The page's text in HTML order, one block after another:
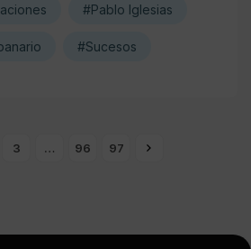
#Pablo Iglesias
#Sucesos
3 … 96 97